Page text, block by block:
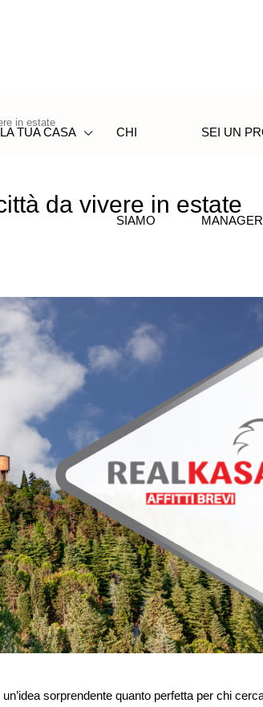
TUA CASA CHI
SIAMO
SEI UN
in estate
da vivere in estate
sorprendente quanto perfetta per chi